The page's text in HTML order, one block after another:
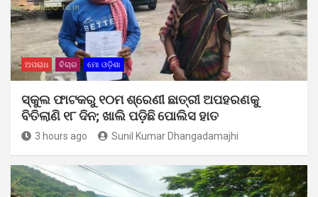
ଅପରାଧ ବିଚାର ମୋ ଓଡ଼ିଶା
ସ୍କୁଲ ଫାଟକରୁ ୧୦ମ ଶ୍ରେଣୀ ଛାତ୍ରୀ ଅପହରଣକୁ
ବିତିଲାଣି ୧୮ ଦିନ; ଖାଲି ପଡ଼ିଛି ପୋଲିସ ହାତ
3 hours ago Sunil Kumar Dhangadamajhi